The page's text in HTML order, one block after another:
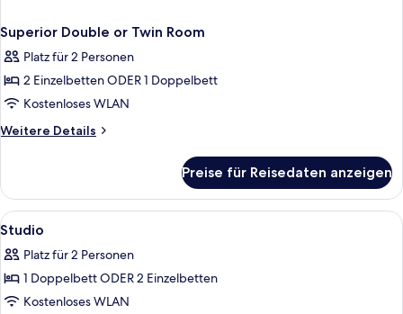
Superior Double or Twin Room
Platz für 2 Personen
2 Einzelbetten ODER 1 Doppelbett
Kostenloses WLAN
Weitere Details
Weitere
Double
or
Twin
Preise für Reisedaten anzeigen
Alle
Fotos
für
Studio
anzeigen
Zimmersafe, kostenloses WLAN,
1
Studio
Platz für 2 Personen
1 Doppelbett ODER 2 Einzelbetten
Kostenloses WLAN